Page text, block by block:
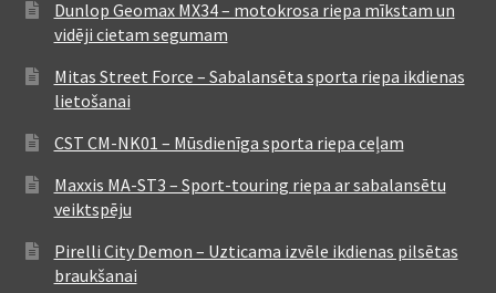
Dunlop Geomax MX34 – motokrosa riepa mīkstam un
vidēji cietam segumam
Mitas Street Force – Sabalansēta sporta riepa ikdienas
lietošanai
CST CM-NK01 – Mūsdienīga sporta riepa ceļam
Maxxis MA-ST3 – Sport-touring riepa ar sabalansētu
veiktspēju
Pirelli City Demon – Uzticama izvēle ikdienas pilsētas
braukšanai